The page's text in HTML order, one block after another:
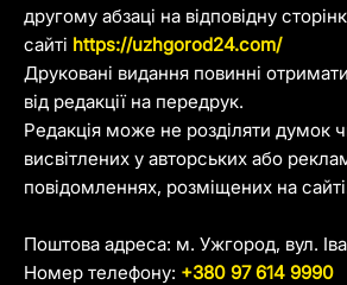
другому абзаці на відповідну
сайті https://uzhgorod24.com/
Друковані видання повинні
від редакції на передрук.
Редакція може не розділяти думок
висвітлених у авторських або
повідомленнях, розміщених на
Поштова адреса: м. Ужгород, вул.
Номер телефону: +380 97 614 9990